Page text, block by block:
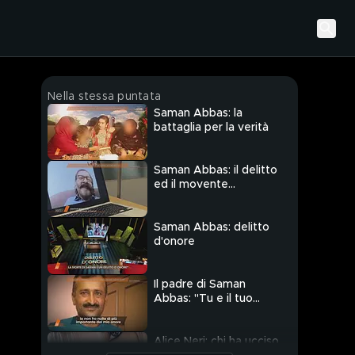
Nella stessa puntata
Saman Abbas: la
battaglia per la verità
Saman Abbas: il delitto
ed il movente
Saman Abbas: delitto
d'onore
Il padre di Saman
Abbas: "Tu e il tuo
Alice Neri: chi ha ucciso